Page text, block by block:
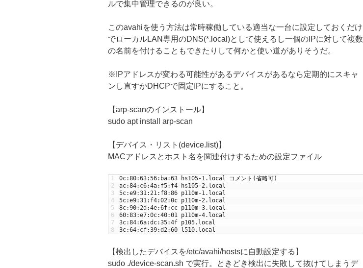
ルで集中管理できるのが良い。
このavahiを使う方法は常時稼働している適当な一台に設定しておくだけ
でローカルLAN専用のDNS(*.local)として使えるし一個のIPに対して複数
の名前を付けることもできたりして何かと使い道がありそうだ。
※IPアドレスが変わる可能性があるデバイスがあるなら定期的にスキャ
ンし直すかDHCPで固定IPにすること。
【arp-scanのインストール】
sudo apt install arp-scan
【デバイス・リスト(device.list)】
MACアドレスとホスト名を関連付けするための設定ファイル
1
2
3
4
5
6
7
8
0c:80:63:56: ba:63 hs105-1.local コメント (省略可)
ac:84: c6:4a: f5: f4 hs105-2.local
5c:e9:31 : 21 : f8:86 p110m-1.local
5c:e9:31 : f4:02 :0c p110m-2.local
8c:90: 2d :4e:6f: cc p110m-3.local
60:83:e7:0c:40:01 p110m-4.local
3c:84:6a:dc:35:4f p105. local
3c:64: cf:39:d2 :60 l510. local
【検出したデバイスを/etc/avahi/hostsに自動設定する】
sudo ./device-scan.sh で実行。ときどき検出に失敗して抜けてしまうデ